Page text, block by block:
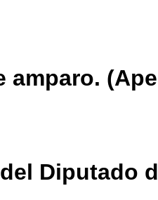
amparo.
Diputado